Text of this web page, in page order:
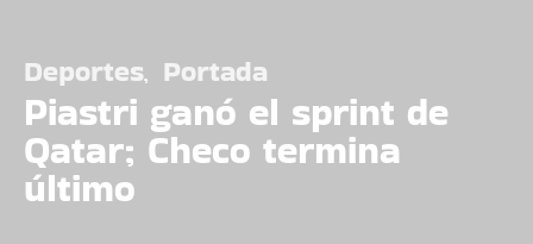
Deportes Portada
Piastri ganó el sprint de
Qatar; Checo termina
último